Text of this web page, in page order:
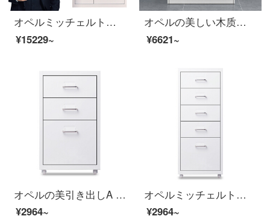
オペルミッチェルト電子チェイスファイルキャビネットのパスワードキャビネットの電子錠の分離式
¥15229~
オペルの美しい木质の靴の箱の保管棚のお茶の食器棚の低い戸棚のベランダの戸棚の白色の2つの靴の箱
¥6621~
オペルの美引き出しA 4ファイルの低いキャビネットの事務室の物の3階の斗の収納棚の白色
¥2964~
オペルミッチェルト資料キャビネットキャビネットキャビネットキャビネット5斗キャビネット白
¥2964~